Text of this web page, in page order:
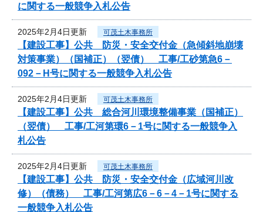
に関する一般競争入札公告
2025年2月4日更新 可茂土木事務所
【建設工事】公共 防災・安全交付金（急傾斜地崩壊
対策事業）（国補正）（翌債） 工事/工砂第急6－
092－H号に関する一般競争入札公告
2025年2月4日更新 可茂土木事務所
【建設工事】公共 総合河川環境整備事業（国補正）
（翌債） 工事/工河第環6－1号に関する一般競争入
札公告
2025年2月4日更新 可茂土木事務所
【建設工事】公共 防災・安全交付金（広域河川改
修）（債務） 工事/工河第広6－6－4－1号に関する
一般競争入札公告